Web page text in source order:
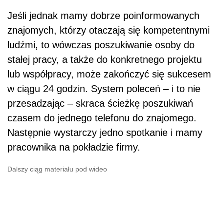
Jeśli jednak mamy dobrze poinformowanych
znajomych, którzy otaczają się kompetentnymi
ludźmi, to wówczas poszukiwanie osoby do
stałej pracy, a także do konkretnego projektu
lub współpracy, może zakończyć się sukcesem
w ciągu 24 godzin. System poleceń – i to nie
przesadzając – skraca ścieżkę poszukiwań
czasem do jednego telefonu do znajomego.
Następnie wystarczy jedno spotkanie i mamy
pracownika na pokładzie firmy.
Dalszy ciąg materiału pod wideo